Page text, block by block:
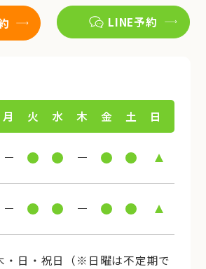
LINE予約
月 火 水 木 金 土 日
・日・祝日（※日曜は不定期で